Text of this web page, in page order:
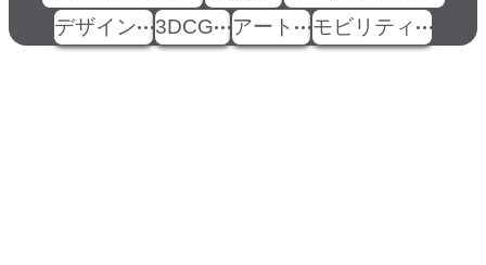
デザイン
3DCG アート モビリティ